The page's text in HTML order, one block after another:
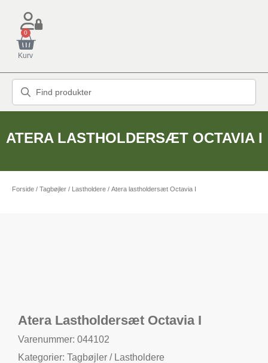
0
Kurv
ATERA LASTHOLDERSÆT OCTAVIA I
Forside / Tagbøjler / Lastholdere / Atera lastholdersæt Octavia I
Atera Lastholdersæt Octavia I
Varenummer: 044102
Kategorier: Tagbøjler / Lastholdere